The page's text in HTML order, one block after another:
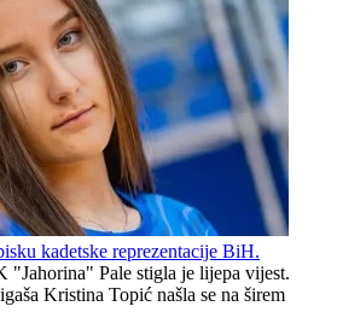
i sa
Borac s igračem više tek do
minimalne pobjede nad
prvakom Bjelorusije
Smjena veznjaka u Veležu:
Andro Babić otišao u
Portugal, stigao Armin
Bešagić
Kontinuitet na ispitu: Nova
sezona donosi izazove za
članove stalne četvorke